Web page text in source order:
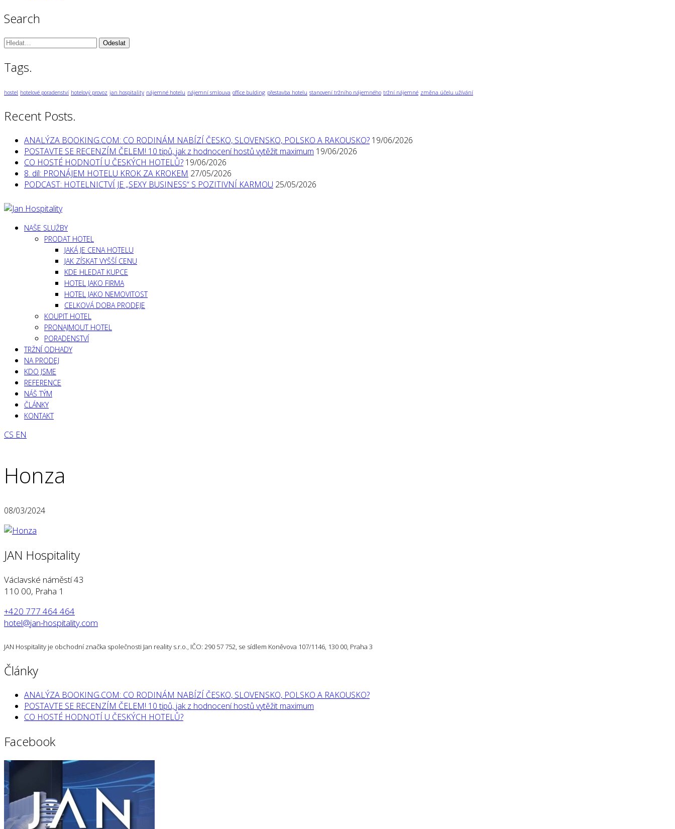
Search
Vyhledávání:
Tags.
hostel hotelové poradenství hotelový provoz jan hospitality nájemné hotelu nájemní smlouva office bulding přestavba hotelu stanovení tržního nájemného tržní nájemné změna účelu užívání
Recent Posts.
ANALÝZA BOOKING.COM: CO RODINÁM NABÍZÍ ČESKO, SLOVENSKO, POLSKO A RAKOUSKO? 19/06/2026
POSTAVTE SE RECENZÍM ČELEM! 10 tipů, jak z hodnocení hostů vytěžit maximum 19/06/2026
CO HOSTÉ HODNOTÍ U ČESKÝCH HOTELŮ? 19/06/2026
8. díl: PRONÁJEM HOTELU KROK ZA KROKEM 27/05/2026
PODCAST: HOTELNICTVÍ JE „SEXY BUSINESS“ S POZITIVNÍ KARMOU 25/05/2026
NAŠE SLUŽBY
PRODAT HOTEL
JAKÁ JE CENA HOTELU
JAK ZÍSKAT VYŠŠÍ CENU
KDE HLEDAT KUPCE
HOTEL JAKO FIRMA
HOTEL JAKO NEMOVITOST
CELKOVÁ DOBA PRODEJE
KOUPIT HOTEL
PRONAJMOUT HOTEL
PORADENSTVÍ
TRŽNÍ ODHADY
NA PRODEJ
KDO JSME
REFERENCE
NÁŠ TÝM
ČLÁNKY
KONTAKT
CS EN
Honza
08/03/2024
JAN Hospitality
Václavské náměstí 43
110 00, Praha 1
+420 777 464 464
hotel@jan-hospitality.com
JAN Hospitality je obchodní značka společnosti Jan reality s.r.o., IČO: 290 57 752, se sídlem Koněvova 107/1146, 130 00, Praha 3
Články
ANALÝZA BOOKING.COM: CO RODINÁM NABÍZÍ ČESKO, SLOVENSKO, POLSKO A RAKOUSKO?
POSTAVTE SE RECENZÍM ČELEM! 10 tipů, jak z hodnocení hostů vytěžit maximum
CO HOSTÉ HODNOTÍ U ČESKÝCH HOTELŮ?
Facebook